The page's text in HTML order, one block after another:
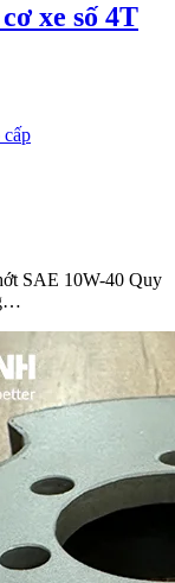
xe số 4T
SAE 10W-40 Quy